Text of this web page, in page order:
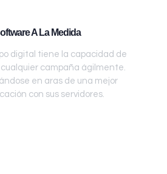
A La Medida
digital tiene la capacidad de
campaña ágilmente.
en aras de una mejor
con sus servidores.